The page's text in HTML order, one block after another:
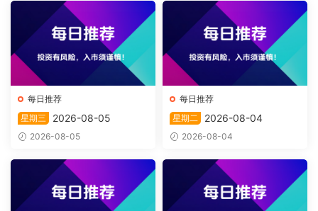
每日推荐
星期三
2026-08-05
2026-08-05
每日推荐
星期二
2026-08-04
2026-08-04